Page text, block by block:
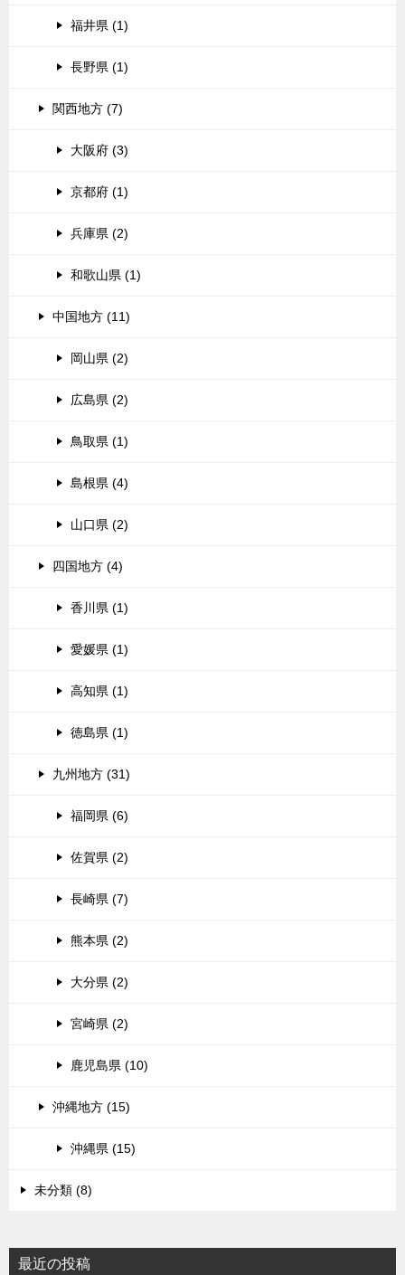
福井県 (1)
長野県 (1)
関西地方 (7)
大阪府 (3)
京都府 (1)
兵庫県 (2)
和歌山県 (1)
中国地方 (11)
岡山県 (2)
広島県 (2)
鳥取県 (1)
島根県 (4)
山口県 (2)
四国地方 (4)
香川県 (1)
愛媛県 (1)
高知県 (1)
徳島県 (1)
九州地方 (31)
福岡県 (6)
佐賀県 (2)
長崎県 (7)
熊本県 (2)
大分県 (2)
宮崎県 (2)
鹿児島県 (10)
沖縄地方 (15)
沖縄県 (15)
未分類 (8)
最近の投稿